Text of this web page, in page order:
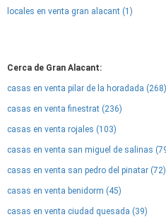
locales en venta gran alacant (1)
Cerca de Gran Alacant:
casas en venta pilar de la horadada (268)
casas en venta finestrat (236)
casas en venta rojales (103)
casas en venta san miguel de salinas
casas en venta san pedro del pinatar (72)
casas en venta benidorm (45)
casas en venta ciudad quesada (39)